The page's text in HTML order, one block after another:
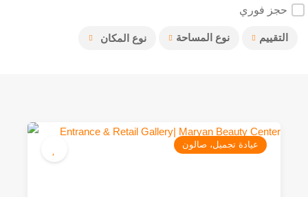
حجز فوري
نوع المكان التقييم نوع المساحة
عيادة تجميل، صالون